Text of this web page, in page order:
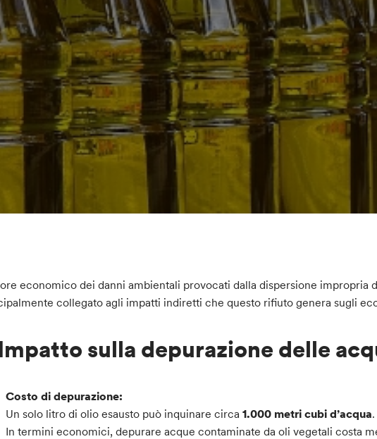
economico dei danni ambientali provocati dalla dispersione impropria
collegato agli impatti indiretti che questo rifiuto genera sugli
sulla depurazione delle
Costo di depurazione:
Un solo litro di olio esausto può inquinare circa1.000 metri cubi d’acqua.
In termini economici, depurare acque contaminate da oli vegetali costa